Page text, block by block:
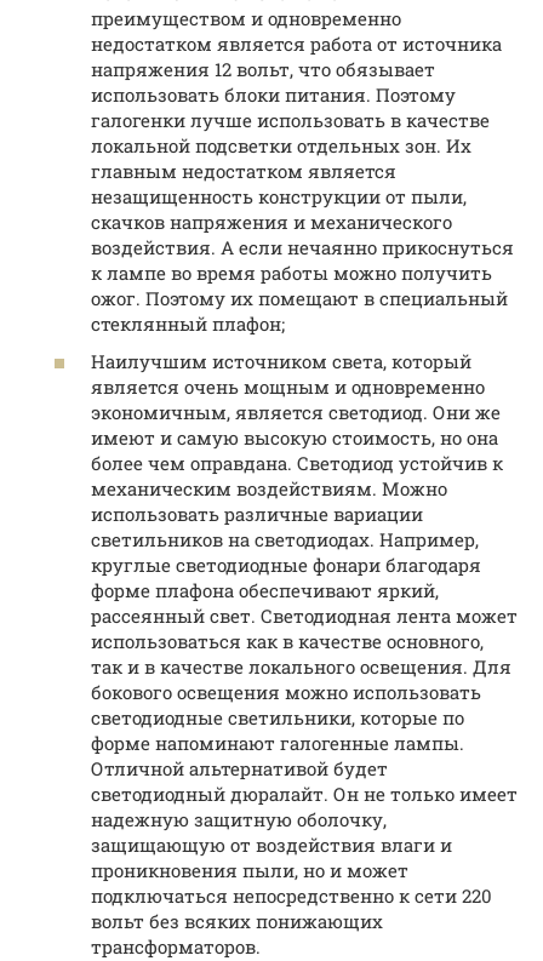
преимуществом и одновременно
недостатком является работа от источника
напряжения 12 вольт, что обязывает
использовать блоки питания. Поэтому
галогенки лучше использовать в качестве
локальной подсветки отдельных зон. Их
главным недостатком является
незащищенность конструкции от пыли,
скачков напряжения и механического
воздействия. А если нечаянно прикоснуться
к лампе во время работы можно получить
ожог. Поэтому их помещают в специальный
стеклянный плафон;
Наилучшим источником света, который
является очень мощным и одновременно
экономичным, является светодиод. Они же
имеют и самую высокую стоимость, но она
более чем оправдана. Светодиод устойчив к
механическим воздействиям. Можно
использовать различные вариации
светильников на светодиодах. Например,
круглые светодиодные фонари благодаря
форме плафона обеспечивают яркий,
рассеянный свет. Светодиодная лента может
использоваться как в качестве основного,
так и в качестве локального освещения. Для
бокового освещения можно использовать
светодиодные светильники, которые по
форме напоминают галогенные лампы.
Отличной альтернативой будет
светодиодный дюралайт. Он не только имеет
надежную защитную оболочку,
защищающую от воздействия влаги и
проникновения пыли, но и может
подключаться непосредственно к сети 220
вольт без всяких понижающих
трансформаторов.